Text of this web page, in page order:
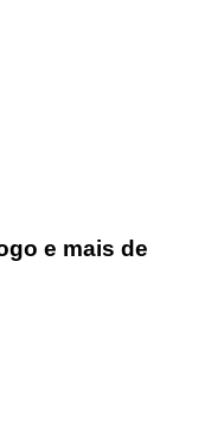
e mais de